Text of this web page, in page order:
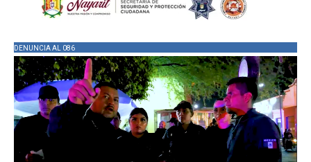
DENUNCIA AL 086